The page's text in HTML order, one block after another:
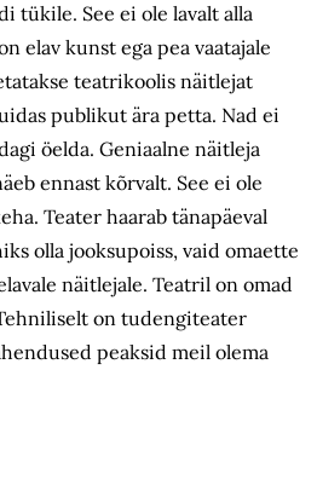
tükile. See ei ole lavalt alla
elav kunst ega pea vaatajale
teatrikoolis näitlejat
publikut ära petta. Nad ei
öelda. Geniaalne näitleja
ennast kõrvalt. See ei ole
Teater haarab tänapäeval
olla jooksupoiss, vaid omaette
näitlejale. Teatril on omad
on tudengiteater
peaksid meil olema